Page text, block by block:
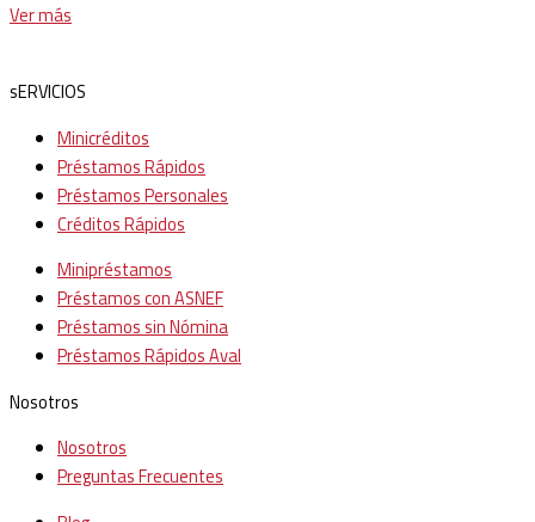
Ver más
sERVICIOS
Minicréditos
Préstamos Rápidos
Préstamos Personales
Créditos Rápidos
Minipréstamos
Préstamos con ASNEF
Préstamos sin Nómina
Préstamos Rápidos Aval
Nosotros
Nosotros
Preguntas Frecuentes